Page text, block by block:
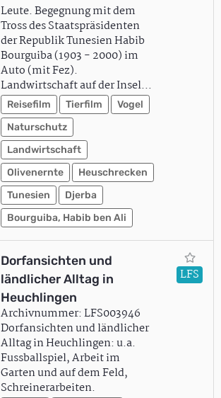
Leute. Begegnung mit dem
Tross des Staatspräsidenten
der Republik Tunesien Habib
Bourguiba (1903 - 2000) im
Auto (mit Fez).
Landwirtschaft auf der Insel…
Reisefilm Tierfilm
Vogel
Naturschutz
Landwirtschaft
Olivenernte
Heuschrecken
Tunesien
Djerba
Bourguiba, Habib ben Ali
Dorfansichten und
ländlicher Alltag in
Heuchlingen
Archivnummer: LFS003946
Dorfansichten und ländlicher
Alltag in Heuchlingen: u.a.
Fussballspiel, Arbeit im
Garten und auf dem Feld,
Schreinerarbeiten.
LFS